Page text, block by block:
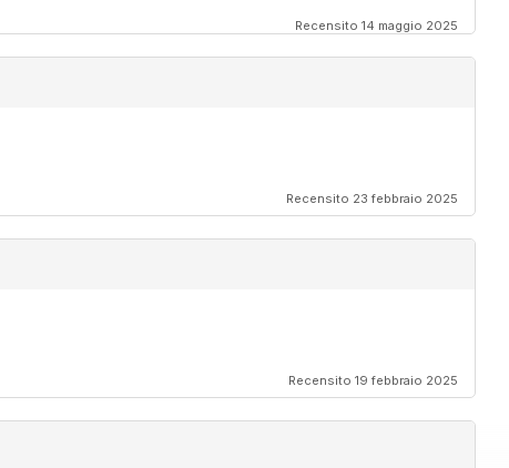
Recensito 14 maggio 2025
Recensito 23 febbraio 2025
Recensito 19 febbraio 2025